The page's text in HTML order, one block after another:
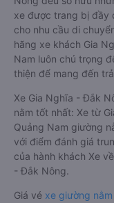
xe được trang bị đầy
cho nhu cầu di
hãng xe khách Gia
Nam luôn chú trọng
thiện để mang đến
Xe Gia Nghĩa - Đắk
nằm tốt nhất: Xe từ
Quảng Nam giường
với điểm đánh giá
của hành khách Xe
- Đắk Nông.
Giá vé xe giường